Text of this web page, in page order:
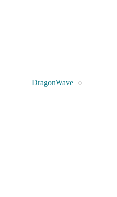
DragonWave